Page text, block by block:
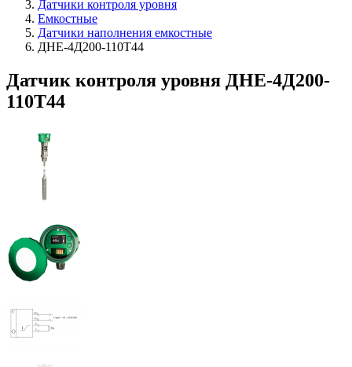
Датчики контроля уровня
Емкостные
Датчики наполнения емкостные
ДНЕ-4Д200-110Т44
Датчик контроля уровня ДНЕ-4Д200-
110Т44